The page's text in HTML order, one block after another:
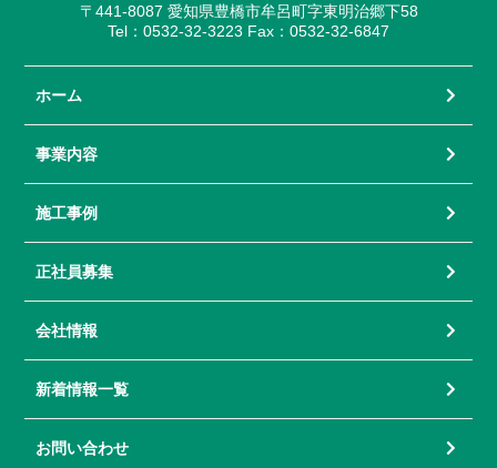
〒441-8087 愛知県豊橋市牟呂町字東明治郷下58
Tel：0532-32-3223 Fax：0532-32-6847
ホーム
事業内容
施工事例
正社員募集
会社情報
新着情報一覧
お問い合わせ